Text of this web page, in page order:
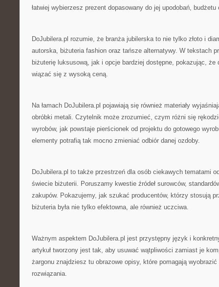
łatwiej wybierzesz prezent dopasowany do jej upodobań, budżetu
DoJubilera.pl rozumie, że branża jubilerska to nie tylko złoto i
autorska, biżuteria fashion oraz tańsze alternatywy. W tekstach
biżuterię luksusową, jak i opcje bardziej dostępne, pokazując,
wiązać się z wysoką ceną.
Na łamach DoJubilera.pl pojawiają się również materiały
obróbki metali. Czytelnik może zrozumieć, czym różni się
wyrobów, jak powstaje pierścionek od projektu do gotowego
elementy potrafią tak mocno zmieniać odbiór danej ozdoby.
DoJubilera.pl to także przestrzeń dla osób ciekawych tematami
świecie biżuterii. Poruszamy kwestie źródeł surowców,
zakupów. Pokazujemy, jak szukać producentów, którzy stosują
biżuteria była nie tylko efektowna, ale również uczciwa.
Ważnym aspektem DoJubilera.pl jest przystępny język i
artykuł tworzony jest tak, aby usuwać wątpliwości zamiast je
żargonu znajdziesz tu obrazowe opisy, które pomagają
rozwiązania.